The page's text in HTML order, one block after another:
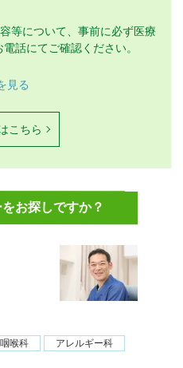
等について、事前に必ず医療
話にてご確認ください。
見る
こちら
お探しですか？
喉科
アレルギー科